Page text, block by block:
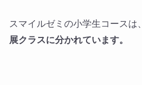
スマイルゼミの小学生コースは、
展クラスに分かれています。